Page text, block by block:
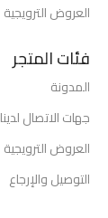
العروض الترويجية
فئات المتجر
المدونة
جهات الاتصال لدينا
العروض الترويجية
التوصيل والإرجاع